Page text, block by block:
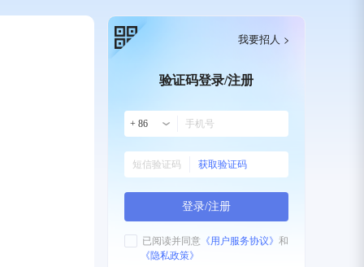
验证码登录/注册
+ 86
获取验证码
登录/注册
已阅读并同意 《用户服务协议》 和
《隐私政策》
我要招人 >